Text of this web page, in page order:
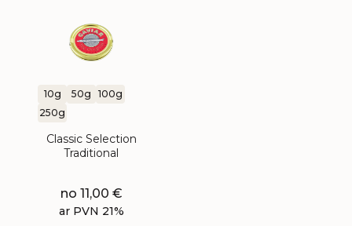
10g 50g
100g
250g
Classic Selection
Traditional
no 11,00 €
ar PVN 21%